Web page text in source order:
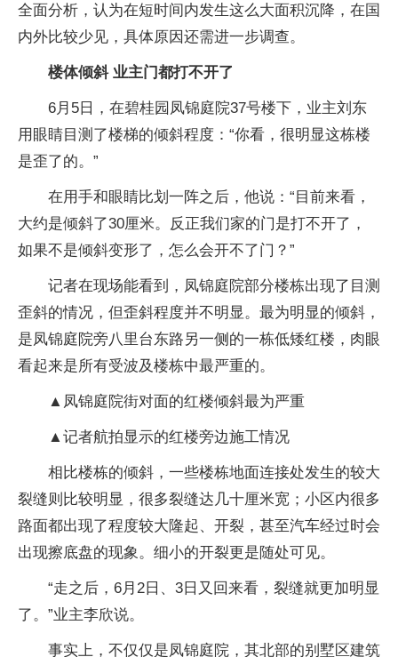
全面分析，认为在短时间内发生这么大面积沉降，在国
内外比较少见，具体原因还需进一步调查。
楼体倾斜 业主门都打不开了
6月5日，在碧桂园凤锦庭院37号楼下，业主刘东
用眼睛目测了楼梯的倾斜程度：“你看，很明显这栋楼
是歪了的。”
在用手和眼睛比划一阵之后，他说：“目前来看，
大约是倾斜了30厘米。反正我们家的门是打不开了，
如果不是倾斜变形了，怎么会开不了门？”
记者在现场能看到，凤锦庭院部分楼栋出现了目测
歪斜的情况，但歪斜程度并不明显。最为明显的倾斜，
是凤锦庭院旁八里台东路另一侧的一栋低矮红楼，肉眼
看起来是所有受波及楼栋中最严重的。
▲凤锦庭院街对面的红楼倾斜最为严重
▲记者航拍显示的红楼旁边施工情况
相比楼栋的倾斜，一些楼栋地面连接处发生的较大
裂缝则比较明显，很多裂缝达几十厘米宽；小区内很多
路面都出现了程度较大隆起、开裂，甚至汽车经过时会
出现擦底盘的现象。细小的开裂更是随处可见。
“走之后，6月2日、3日又回来看，裂缝就更加明显
了。”业主李欣说。
事实上，不仅仅是凤锦庭院，其北部的别墅区建筑